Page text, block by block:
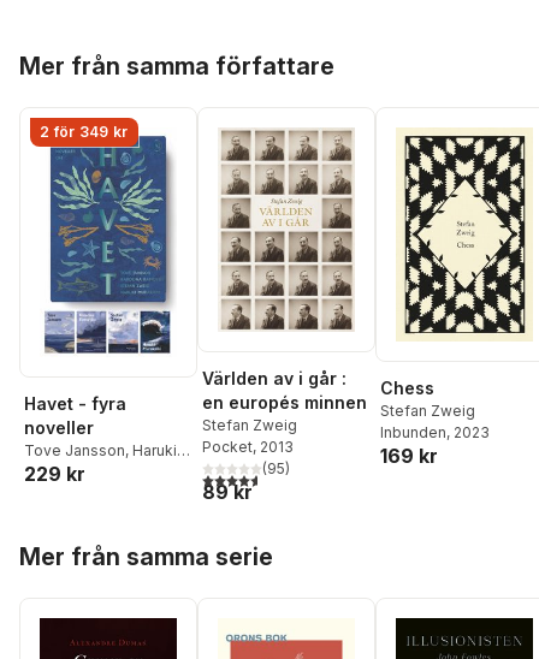
Mer från samma författare
2 för 349 kr
Havet - fyra
noveller
Tove Jansson, Haruki
Murakami
229 kr
Världen av i går :
en europés minnen
Stefan Zweig
Pocket, 2013
4,6utav 5 stjärnor. Totalt antal röster:
(95)
89 kr
Chess
Stefan Zweig
Inbunden, 2023
169 kr
Mer från samma serie